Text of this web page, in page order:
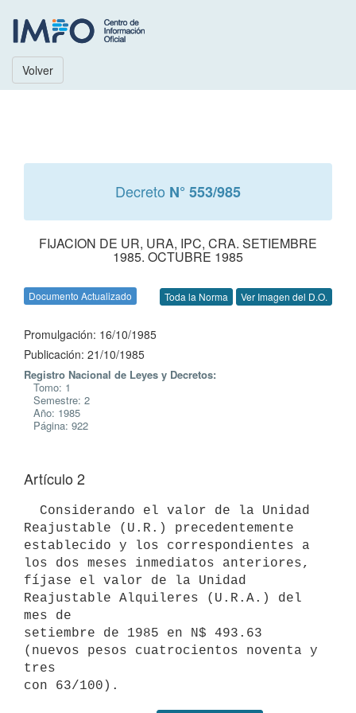
Volver
Decreto N° 553/985
FIJACION DE UR, URA, IPC, CRA. SETIEMBRE
1985. OCTUBRE 1985
Documento Actualizado Toda la Norma Ver Imagen del D.O.
Promulgación: 16/10/1985
Publicación: 21/10/1985
Registro Nacional de Leyes y Decretos:
Tomo: 1
Semestre: 2
Año: 1985
Página: 922
Artículo 2
Reajustable (U.R.) precedentemente
establecido y los correspondientes a
los dos meses inmediatos anteriores,
fíjase el valor de la Unidad
Reajustable Alquileres (U.R.A.) del
mes de
setiembre de 1985 en N$ 493.63
(nuevos pesos cuatrocientos noventa y
tres